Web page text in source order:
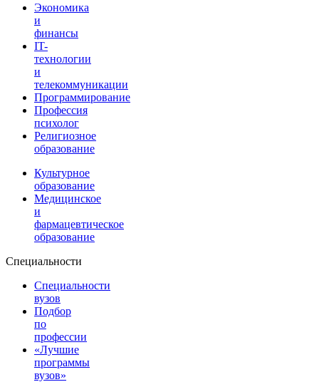
Экономика
и
финансы
IT-
технологии
и
телекоммуникации
Программирование
Профессия
психолог
Религиозное
образование
Культурное
образование
Медицинское
и
фармацевтическое
образование
Специальности
Специальности
вузов
Подбор
по
профессии
«Лучшие
программы
вузов»